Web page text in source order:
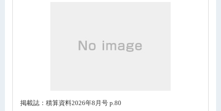
掲載誌：積算資料2026年8月号 p.80